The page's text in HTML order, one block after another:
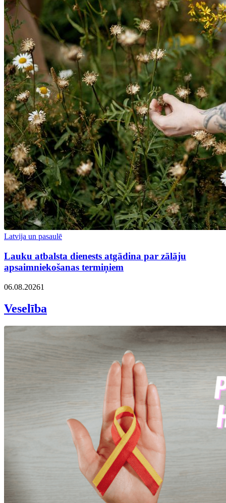
Latvija un pasaulē
Lauku atbalsta dienests atgādina par zālāju
apsaimniekošanas termiņiem
06.08.20261
Veselība